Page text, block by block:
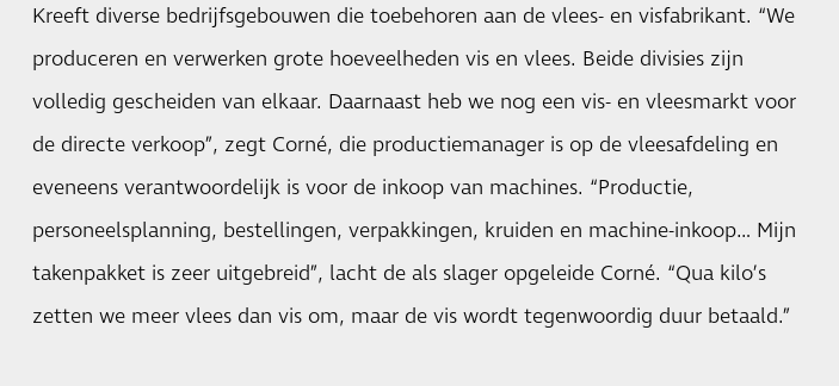
Kreeft diverse bedrijfsgebouwen die toebehoren aan de vlees- en visfabrikant. “We
produceren en verwerken grote hoeveelheden vis en vlees. Beide divisies zijn
volledig gescheiden van elkaar. Daarnaast heb we nog een vis- en vleesmarkt voor
de directe verkoop”, zegt Corné, die productiemanager is op de vleesafdeling en
eveneens verantwoordelijk is voor de inkoop van machines. “Productie,
personeelsplanning, bestellingen, verpakkingen, kruiden en machine-inkoop… Mijn
takenpakket is zeer uitgebreid”, lacht de als slager opgeleide Corné. “Qua kilo’s
zetten we meer vlees dan vis om, maar de vis wordt tegenwoordig duur betaald.”